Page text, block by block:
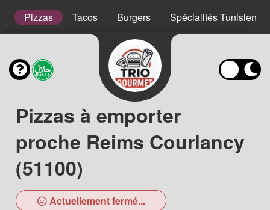
Pizzas Tacos Burgers Spécialités
Pizzas à emporter
proche Reims Courlancy
(51100)
Actuellement fermé...